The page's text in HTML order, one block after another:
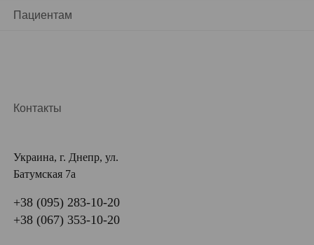
Пациентам
Контакты
Украина, г. Днепр, ул.
Батумская 7а
+38 (095) 283-10-20
+38 (067) 353-10-20